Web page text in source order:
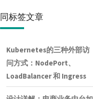
同标签文章
Kubernetes的三种外部访
问方式：NodePort、
LoadBalancer 和 Ingress